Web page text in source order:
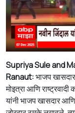
Supriya Sule and
Ranaut:भाजप
मोइत्रा आणि
यांनी भाजप खासदार आणि